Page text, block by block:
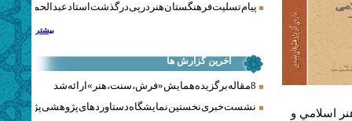
پیام تسلیت فرهنگستان هنر در پی درگذشت استاد عبدالحمید
بیشتر
آخرین گزارش ها
8 مقاله برگزیده همایش «فرش، سنت، هنر» ارائه شد
نشست خبری نخستین نمایشگاه دستاوردهای پژوهشی
اسلامي ‌و